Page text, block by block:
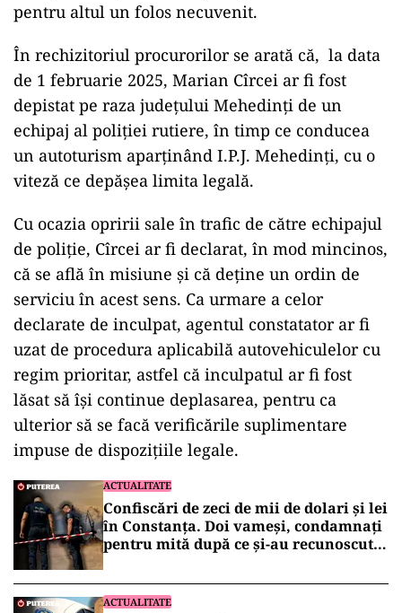
pentru altul un folos necuvenit.
În rechizitoriul procurorilor se arată că, la data
de 1 februarie 2025, Marian Cîrcei ar fi fost
depistat pe raza județului Mehedinți de un
echipaj al poliției rutiere, în timp ce conducea
un autoturism aparținând I.P.J. Mehedinți, cu o
viteză ce depășea limita legală.
Cu ocazia opririi sale în trafic de către echipajul
de poliție, Cîrcei ar fi declarat, în mod mincinos,
că se află în misiune și că deține un ordin de
serviciu în acest sens. Ca urmare a celor
declarate de inculpat, agentul constatator ar fi
uzat de procedura aplicabilă autovehiculelor cu
regim prioritar, astfel că inculpatul ar fi fost
lăsat să își continue deplasarea, pentru ca
ulterior să se facă verificările suplimentare
impuse de dispozițiile legale.
ACTUALITATE
Confiscări de zeci de mii de dolari și lei
în Constanța. Doi vameși, condamnați
pentru mită după ce și-au recunoscut
ACTUALITATE